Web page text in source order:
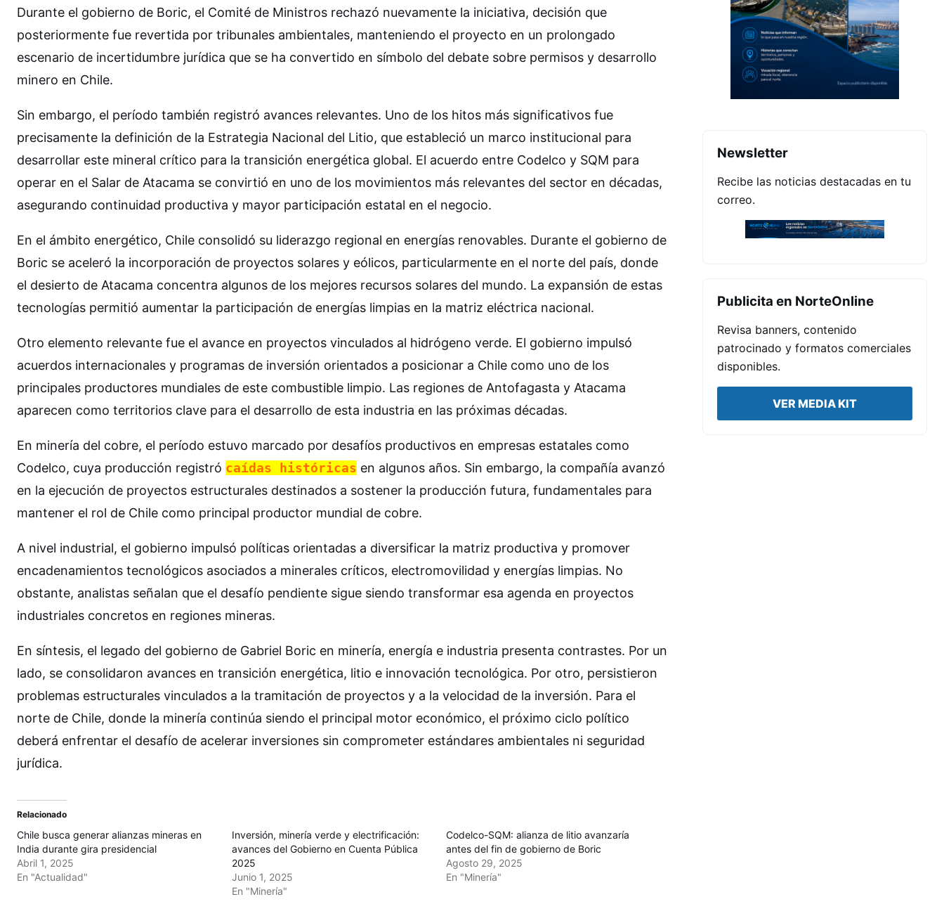
Durante el gobierno de Boric, el Comité de Ministros rechazó nuevamente la iniciativa, decisión que
posteriormente fue revertida por tribunales ambientales, manteniendo el proyecto en un prolongado
escenario de incertidumbre jurídica que se ha convertido en símbolo del debate sobre permisos y desarrollo
minero en Chile.
Sin embargo, el período también registró avances relevantes. Uno de los hitos más significativos fue
precisamente la definición de la Estrategia Nacional del Litio, que estableció un marco institucional para
desarrollar este mineral crítico para la transición energética global. El acuerdo entre Codelco y SQM para
operar en el Salar de Atacama se convirtió en uno de los movimientos más relevantes del sector en décadas,
asegurando continuidad productiva y mayor participación estatal en el negocio.
En el ámbito energético, Chile consolidó su liderazgo regional en energías renovables. Durante el gobierno de
Boric se aceleró la incorporación de proyectos solares y eólicos, particularmente en el norte del país, donde
el desierto de Atacama concentra algunos de los mejores recursos solares del mundo. La expansión de estas
tecnologías permitió aumentar la participación de energías limpias en la matriz eléctrica nacional.
Otro elemento relevante fue el avance en proyectos vinculados al hidrógeno verde. El gobierno impulsó
acuerdos internacionales y programas de inversión orientados a posicionar a Chile como uno de los
principales productores mundiales de este combustible limpio. Las regiones de Antofagasta y Atacama
aparecen como territorios clave para el desarrollo de esta industria en las próximas décadas.
En minería del cobre, el período estuvo marcado por desafíos productivos en empresas estatales como
Codelco, cuya producción registró caídas históricas en algunos años. Sin embargo, la compañía avanzó
en la ejecución de proyectos estructurales destinados a sostener la producción futura, fundamentales para
mantener el rol de Chile como principal productor mundial de cobre.
A nivel industrial, el gobierno impulsó políticas orientadas a diversificar la matriz productiva y promover
encadenamientos tecnológicos asociados a minerales críticos, electromovilidad y energías limpias. No
obstante, analistas señalan que el desafío pendiente sigue siendo transformar esa agenda en proyectos
industriales concretos en regiones mineras.
En síntesis, el legado del gobierno de Gabriel Boric en minería, energía e industria presenta contrastes. Por un
lado, se consolidaron avances en transición energética, litio e innovación tecnológica. Por otro, persistieron
problemas estructurales vinculados a la tramitación de proyectos y a la velocidad de la inversión. Para el
norte de Chile, donde la minería continúa siendo el principal motor económico, el próximo ciclo político
deberá enfrentar el desafío de acelerar inversiones sin comprometer estándares ambientales ni seguridad
jurídica.
Relacionado
Chile busca generar alianzas mineras en
India durante gira presidencial
Abril 1, 2025
En "Actualidad"
Inversión, minería verde y electrificación:
avances del Gobierno en Cuenta Pública
2025
Junio 1, 2025
En "Minería"
Codelco-SQM: alianza de litio avanzaría
antes del fin de gobierno de Boric
Agosto 29, 2025
En "Minería"
Newsletter
Recibe las noticias destacadas en tu
correo.
Publicita en NorteOnline
Revisa banners, contenido
patrocinado y formatos comerciales
disponibles.
VER MEDIA KIT